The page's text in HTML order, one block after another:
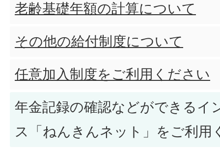
老齢基礎年額の計算について
その他の給付制度について
任意加入制度をご利用ください
年金記録の確認などができるイ
ス「ねんきんネット」をご利用